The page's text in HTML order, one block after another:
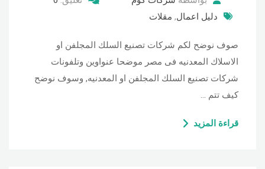
دليل اعمال, مقلات
صوف نوضح لكم شركات تصنيع السلك المجلفن او
الاسلاك المعدنيه فى مصر موضحا عنواوين وتلفونات
شركات تصنيع السلك المجلفن او المعدنيه, وسوف نوضح
كيف تتم …
قراءة المزيد